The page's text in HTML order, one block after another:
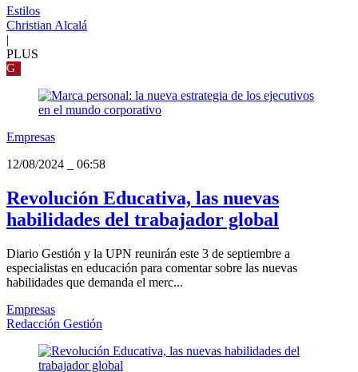
Estilos
Christian Alcalá
|
PLUS
G
Empresas
12/08/2024
06:58
Revolución Educativa, las nuevas
habilidades del trabajador global
Diario Gestión y la UPN reunirán este 3 de septiembre a
especialistas en educación para comentar sobre las nuevas
habilidades que demanda el merc...
Empresas
Redacción Gestión